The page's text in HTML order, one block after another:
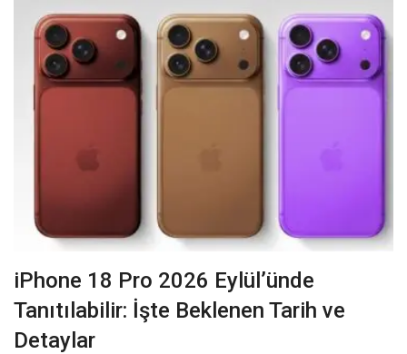
iPhone 18 Pro 2026 Eylül’ünde
Tanıtılabilir: İşte Beklenen Tarih ve
Detaylar